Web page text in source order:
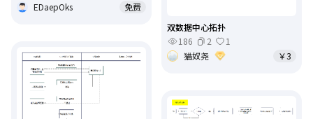
EDaepOks
免费
双数据中心拓扑
186
2
1
猫奴尧
￥3